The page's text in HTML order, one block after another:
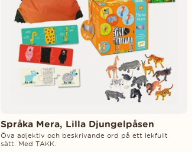
Språka Mera, Lilla Djungelpåsen
Öva adjektiv och beskrivande ord på ett lekfullt
sätt. Med TAKK.